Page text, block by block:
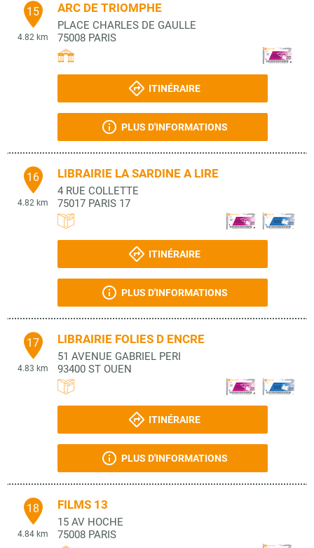
15
4.82 km
ARC DE TRIOMPHE
PLACE CHARLES DE GAULLE
75008 PARIS
ITINÉRAIRE
PLUS D'INFORMATIONS
16
4.82 km
LIBRAIRIE LA SARDINE A LIRE
4 RUE COLLETTE
75017 PARIS 17
ITINÉRAIRE
PLUS D'INFORMATIONS
17
4.83 km
LIBRAIRIE FOLIES D ENCRE
51 AVENUE GABRIEL PERI
93400 ST OUEN
ITINÉRAIRE
PLUS D'INFORMATIONS
18
4.84 km
FILMS 13
15 AV HOCHE
75008 PARIS